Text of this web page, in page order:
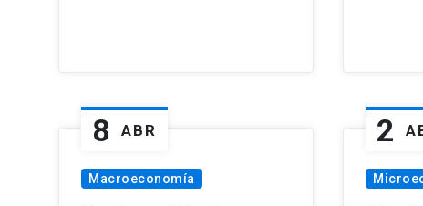
8 ABR
Macroeconomía
2